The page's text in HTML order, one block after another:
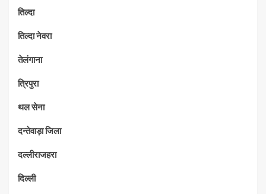
तिल्दा
तिल्दा नेवरा
तेलंगाना
त्रिपुरा
थल सेना
दन्तेवाड़ा जिला
दल्लीराजहरा
दिल्ली